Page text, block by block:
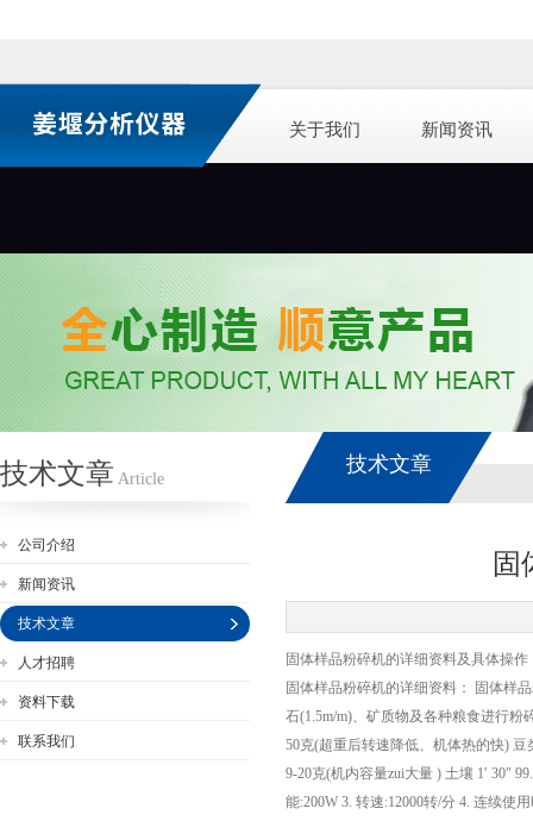
关于我们 新闻资讯
技术文章 Article
公司介绍
新闻资讯
技术文章
人才招聘
资料下载
联系我们
技术文章
固
固体样品粉碎机的详细资料及具体操作
固体样品粉碎机的详细资料： 固体样
石(1.5m/m)、矿质物及各种粮食进行
50克(超重后转速降低、机体热的快) 豆
9-20克(机内容量zui大量 ) 土壤 1′ 30″
能:200W 3. 转速:12000转/分 4. 连续使